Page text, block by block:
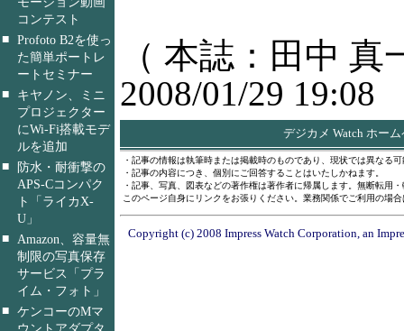
コンテスト
■ Profoto B2を使っ
た簡単ポートレ
ートセミナー
■
キヤノン、ミニ
プロジェクター
にWi-Fi搭載モデ
ルを追加
■
防水・耐衝撃の
APS-Cコンパク
ト「ライカX-
U」
■
Amazon、容量無
制限の写真保存
サービス「プラ
イム・フォト」
■ ケンコーのMマ
ウントアダプタ
（ 本誌：田中 真
2008/01/29 19:08
デジカメ Watch ホー
・記事の情報は執筆時または掲載時のものであり、現状では異なる
・記事の内容につき、個別にご回答することはいたしかねます。
・記事、写真、図表などの著作権は著作者に帰属します。無断転用
このページ自身にリンクをお張りください。業務関係でご利用の場
Copyright (c) 2008 Impress Watch Corporation, an